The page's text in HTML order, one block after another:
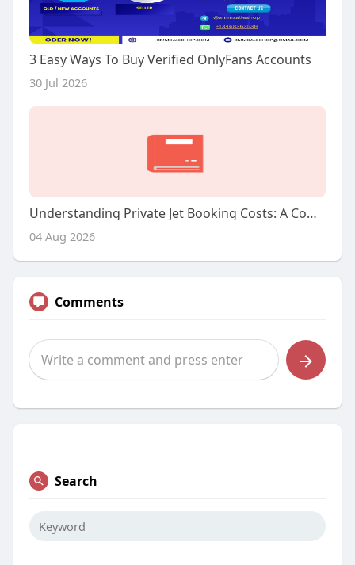
3 Easy Ways To Buy Verified OnlyFans Accounts
30 Jul 2026
Understanding Private Jet Booking Costs: A Comprehensive Overview
04 Aug 2026
Comments
Search